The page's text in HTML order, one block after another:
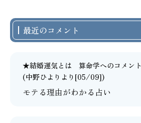
最近のコメント
★結婚運気とは 算命学へのコメント
(中野ひよりより[05/09])
モテる理由がわかる占い